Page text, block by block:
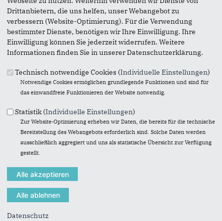
Ostseeschutz gemeinsam weiterentwickeln
23.03.2026
Mit der Ausweisung der drei maritimen Schutzgebiete wird
ein zentraler Bestandteil des Aktionsplans Ostseeschutz
2030 sichtbar umgesetzt. Damit...
mehr lesen
Ostseeschutz geht nur zusammen mit der Landwirtschaft
Heute ist ein guter Tag für den Ostseeschutz
mehr lesen
Landwirtschaft und ländliche Räume verlässlich und
weitsichtig gestalten
30.01.2025
Trotz der begrenzten finanziellen Mittel ist es uns gelungen,
klare Prioritäten zu setzen, die den ländlichen Raum, die
Landwirtschaft, die...
mehr lesen
Drittanbietern, die uns helfen, unser Webangebot zu
verbessern (Website-Optimierung). Für die Verwendung
bestimmter Dienste, benötigen wir Ihre Einwilligung. Ihre
Einwilligung können Sie jederzeit widerrufen. Weitere
Informationen finden Sie in unserer Datenschutzerklärung.
Technisch notwendige Cookies (Individuelle Einstellungen)
Notwendige Cookies ermöglichen grundlegende Funktionen und sind für
das einwandfreie Funktionieren der Website notwendig.
Statistik (Individuelle Einstellungen)
Zur Website-Optimierung erheben wir Daten, die bereits für die technische
Bereitstellung des Webangebots erforderlich sind. Solche Daten werden
ausschließlich aggregiert und uns als statistische Übersicht zur Verfügung
gestellt.
Datenschutz